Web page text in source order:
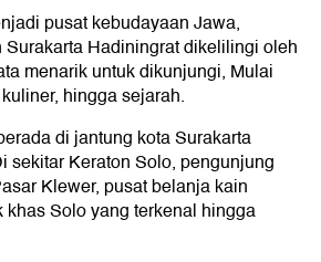
pusat kebudayaan Jawa,
Hadiningrat dikelilingi oleh
menarik untuk dikunjungi, Mulai
hingga sejarah.
di jantung kota Surakarta
sekitar Keraton Solo, pengunjung
Klewer, pusat belanja kain
Solo yang terkenal hingga